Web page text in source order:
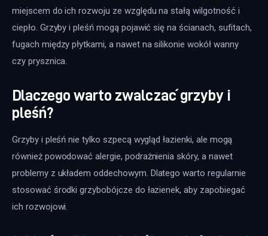
miejscem do ich rozwoju ze względu na stałą wilgotność i
ciepło. Grzyby i pleśń mogą pojawić się na ścianach, sufitach,
fugach między płytkami, a nawet na silikonie wokół wanny
czy prysznica.
Dlaczego warto zwalczać grzyby i
pleśń?
Grzyby i pleśń nie tylko szpecą wygląd łazienki, ale mogą
również powodować alergie, podrażnienia skóry, a nawet
problemy z układem oddechowym. Dlatego warto regularnie
stosować środki grzybobójcze do łazienek, aby zapobiegać
ich rozwojowi.